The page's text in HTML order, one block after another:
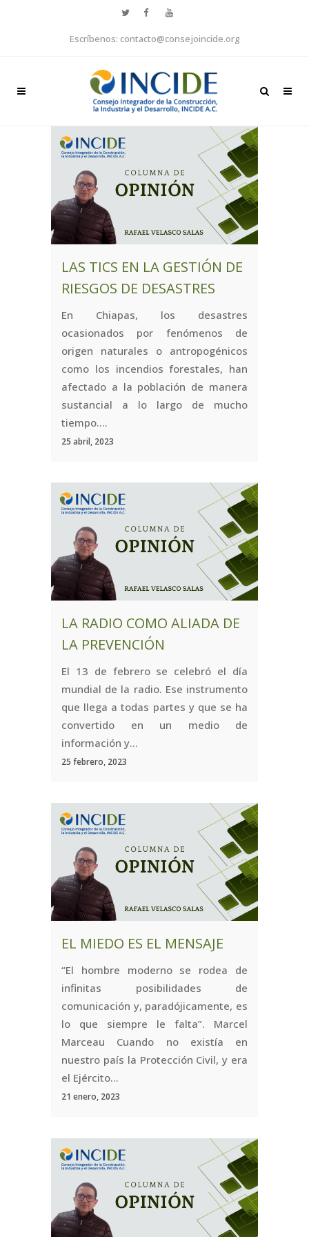
Escríbenos: contacto@consejoincide.org
LAS TICS EN LA GESTIÓN DE
RIESGOS DE DESASTRES
En Chiapas, los desastres
ocasionados por fenómenos de
origen naturales o antropogénicos
como los incendios forestales, han
afectado a la población de manera
sustancial a lo largo de mucho
tiempo....
25 abril, 2023
LA RADIO COMO ALIADA DE
LA PREVENCIÓN
El 13 de febrero se celebró el día
mundial de la radio. Ese instrumento
que llega a todas partes y que se ha
convertido en un medio de
información y...
25 febrero, 2023
EL MIEDO ES EL MENSAJE
“El hombre moderno se rodea de
infinitas posibilidades de
comunicación y, paradójicamente, es
lo que siempre le falta”. Marcel
Marceau Cuando no existía en
nuestro país la Protección Civil, y era
el Ejército...
21 enero, 2023